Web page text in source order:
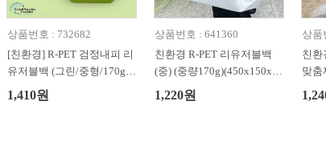
상품번호 : 732682
[친환경] R-PET 검정내피 리
유저블백 (그린/중형/170g)
(450x150x400mm)
1,410원
상품번호 : 641360
친환경 R-PET 리유저블백
(중) (중량170g)(450x150x40
0mm)
1,220원
상품
친환
맞춤